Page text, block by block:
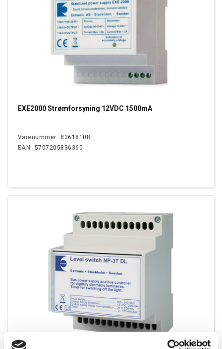
EXE2000 Strømforsyning 12VDC 1500mA
Varenummer: 83618108
EAN: 5707205836360